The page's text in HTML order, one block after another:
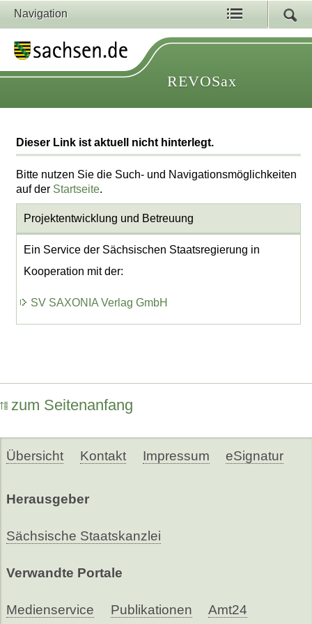
Navigation
REVOSax
Dieser Link ist aktuell nicht hinterlegt.
Bitte nutzen Sie die Such- und Navigationsmöglichkeiten
auf der Startseite.
Projektentwicklung und Betreuung
Ein Service der Sächsischen Staatsregierung in
Kooperation mit der:
SV SAXONIA Verlag GmbH
zum Seitenanfang
Übersicht Kontakt Impressum eSignatur
Herausgeber
Sächsische Staatskanzlei
Verwandte Portale
Medienservice Publikationen Amt24